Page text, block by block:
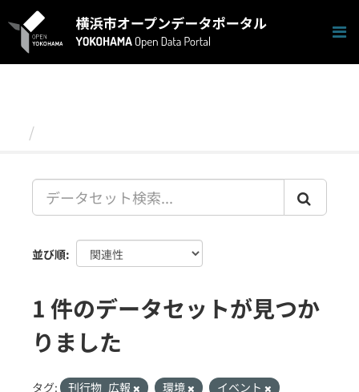
キ
並び順
1 件のデータセットが見つか
りました
タグ: 刊行物_広報 環境
イベント